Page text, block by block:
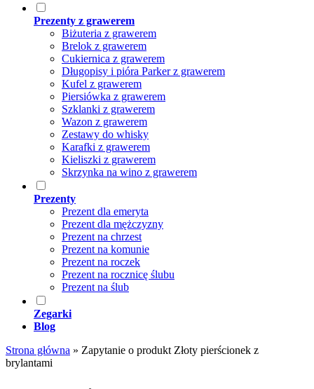
Prezenty z grawerem
Biżuteria z grawerem
Brelok z grawerem
Cukiernica z grawerem
Długopisy i pióra Parker z grawerem
Kufel z grawerem
Piersiówka z grawerem
Szklanki z grawerem
Wazon z grawerem
Zestawy do whisky
Karafki z grawerem
Kieliszki z grawerem
Skrzynka na wino z grawerem
Prezenty
Prezent dla emeryta
Prezent dla mężczyzny
Prezent na chrzest
Prezent na komunie
Prezent na roczek
Prezent na rocznicę ślubu
Prezent na ślub
Zegarki
Blog
Strona główna » Zapytanie o produkt Złoty pierścionek z
brylantami